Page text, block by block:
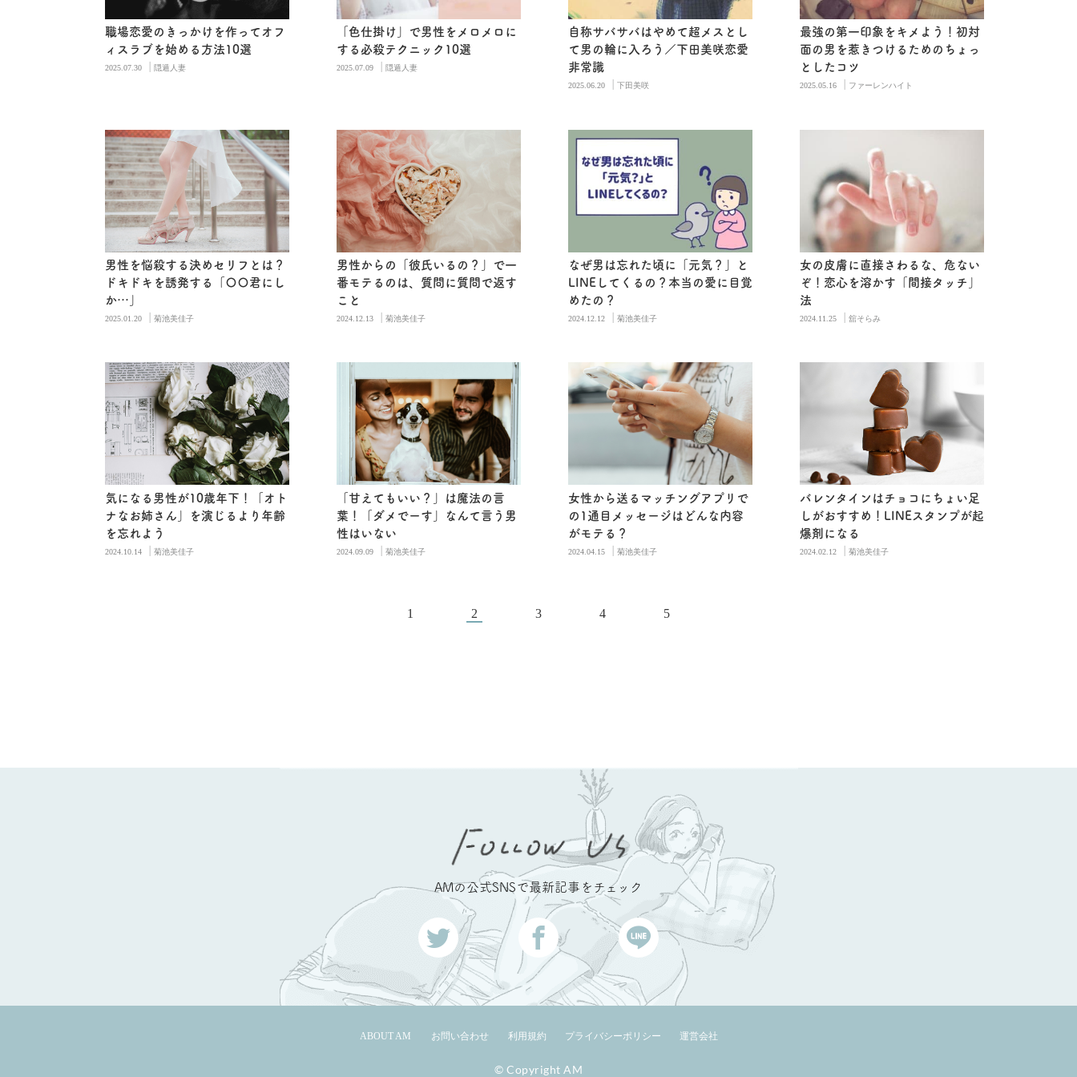
職場恋愛のきっかけを作ってオフ
ィスラブを始める方法10選
2025.07.30 |隠遁人妻
「色仕掛け」で男性をメロメロに
する必殺テクニック10選
2025.07.09 |隠遁人妻
自称サバサバはやめて超メスとし
て男の輪に入ろう／下田美咲恋愛
非常識
2025.06.20 下田美咲
最強の第一印象をキメよう！初対
面の男を惹きつけるためのちょっ
としたコツ
2025.05.16 ファーレンハイト
男性を悩殺する決めセリフとは？
ドキドキを誘発する「〇〇君にし
か…」
2025.01.20 |菊池美佳子
男性からの「彼氏いるの？」で一
番モテるのは、質問に質問で返す
こと
2024.12.13 |菊池美佳子
なぜ男は忘れた頃に「元気？」と
LINEしてくるの？本当の愛に目覚
めたの？
2024.12.12 | 菊池美佳子
女の皮膚に直接さわるな、危ない
ぞ！恋心を溶かす「間接タッチ」
法
2024.11.25 | 舘そらみ
気になる男性が10歳年下！「オト
ナなお姉さん」を演じるより年齢
を忘れよう
2024.10.14 |菊池美佳子
「甘えてもいい？」は魔法の言
葉！「ダメでーす」なんて言う男
性はいない
2024.09.09 |菊池美佳子
女性から送るマッチングアプリで
の1通目メッセージはどんな内容
がモテる？
2024.04.15 | 菊池美佳子
バレンタインはチョコにちょい足
しがおすすめ！LINEスタンプが起
爆剤になる
2024.02.12 | 菊池美佳子
1 2 3 4 5
AMの公式SNSで最新記事をチェック
ABOUT AM お問い合わせ 利用規約 プライバシーポリシー 運営会社
© Copyright AM